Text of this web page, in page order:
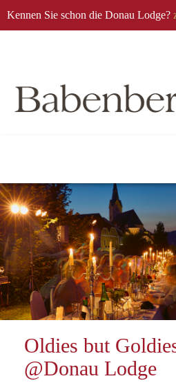
Kennen Sie schon die Donau Lodge?
Oldies but
@Donau Lodge